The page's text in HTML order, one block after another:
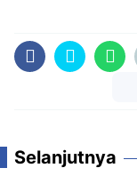
Selanjutnya